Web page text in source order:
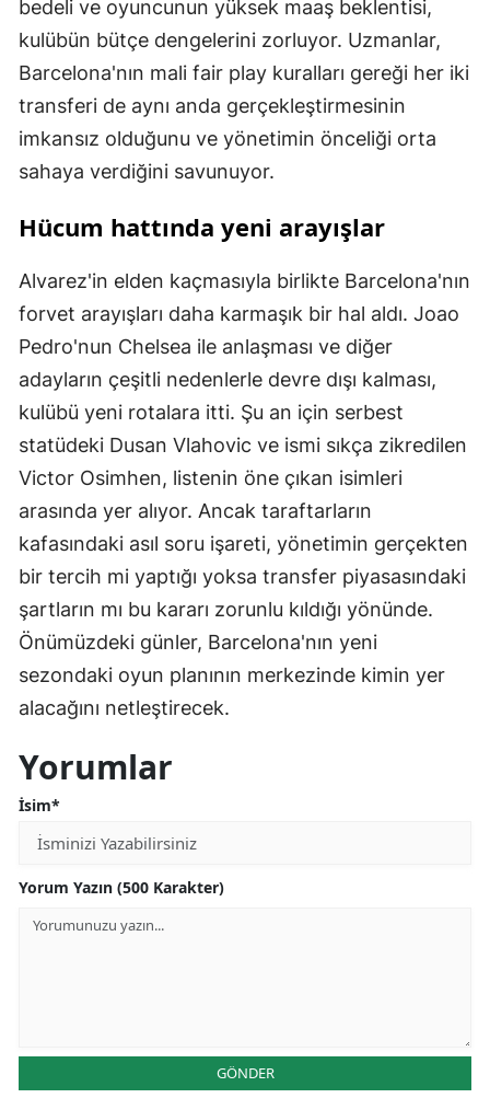
bedeli ve oyuncunun yüksek maaş beklentisi,
kulübün bütçe dengelerini zorluyor. Uzmanlar,
Barcelona'nın mali fair play kuralları gereği her iki
transferi de aynı anda gerçekleştirmesinin
imkansız olduğunu ve yönetimin önceliği orta
sahaya verdiğini savunuyor.
Hücum hattında yeni arayışlar
Alvarez'in elden kaçmasıyla birlikte Barcelona'nın
forvet arayışları daha karmaşık bir hal aldı. Joao
Pedro'nun Chelsea ile anlaşması ve diğer
adayların çeşitli nedenlerle devre dışı kalması,
kulübü yeni rotalara itti. Şu an için serbest
statüdeki Dusan Vlahovic ve ismi sıkça zikredilen
Victor Osimhen, listenin öne çıkan isimleri
arasında yer alıyor. Ancak taraftarların
kafasındaki asıl soru işareti, yönetimin gerçekten
bir tercih mi yaptığı yoksa transfer piyasasındaki
şartların mı bu kararı zorunlu kıldığı yönünde.
Önümüzdeki günler, Barcelona'nın yeni
sezondaki oyun planının merkezinde kimin yer
alacağını netleştirecek.
Yorumlar
İsim*
Yorum Yazın (500 Karakter)
GÖNDER